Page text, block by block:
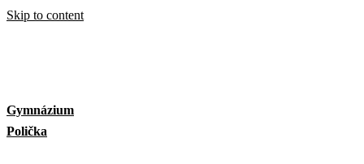
Skip to content
Gymnázium
Polička